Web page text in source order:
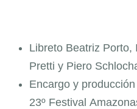
Libreto Beatriz Porto,
Pretti y Piero
Encargo y
23º Festival